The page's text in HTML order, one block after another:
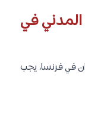
المدني في
في فرنسا، يجب